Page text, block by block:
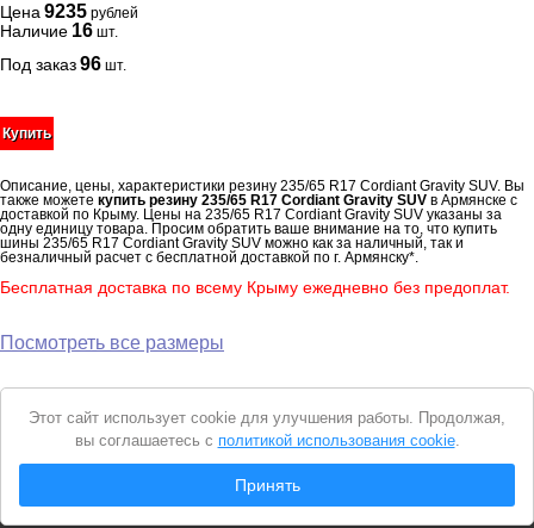
Цена 9235 рублей
Наличие 16 шт.
Под заказ96 шт.
Купить
Описание, цены, характеристики резину 235/65 R17 Cordiant Gravity SUV. Вы
также можете купить резину 235/65 R17 Cordiant Gravity SUV в Армянске с
доставкой по Крыму. Цены на 235/65 R17 Cordiant Gravity SUV указаны за
одну единицу товара. Просим обратить ваше внимание на то, что купить
шины 235/65 R17 Cordiant Gravity SUV можно как за наличный, так и
безналичный расчет с бесплатной доставкой по г. Армянску*.
Бесплатная доставка по всему Крыму ежедневно без предоплат.
Посмотреть все размеры
Вся представленная на сайте информация носит справочный характер и не
является
Уведомление
cookie
Этот сайт использует cookie для улучшения работы. Продолжая,
вы соглашаетесь с политикой использования cookie.
Принять